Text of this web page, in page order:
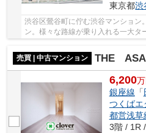
東京都渋
渋谷区鶯谷町に佇む渋谷マンション
ン。様々な路線が乗り入れる一大
売買 | 中古マンション
THE
6,200万
銀座線 「
つくばエ
都営浅草
3階 / 1R